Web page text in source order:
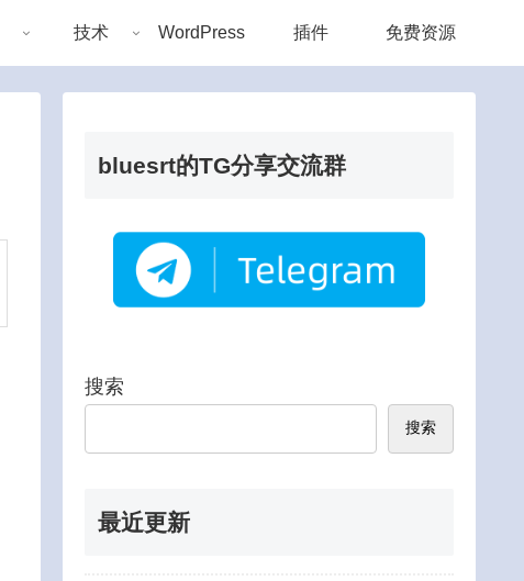
技术 WordPress 插件 免费资源
bluesrt的TG分享交流群
搜索
搜索
最近更新